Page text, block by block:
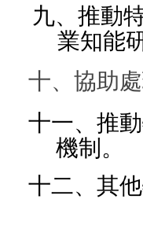
九、 推動
業知能
十、 協助
十一、推
機制。
十二、其